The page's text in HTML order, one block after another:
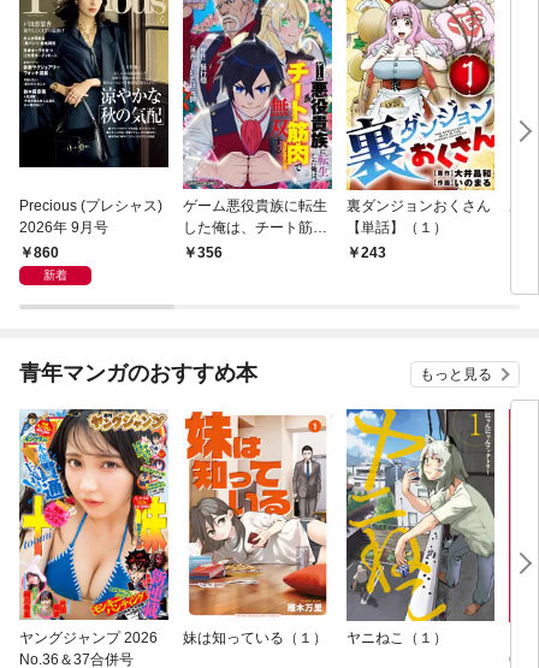
Precious (プレシャス)
2026年 9月号
860
新着
ゲーム悪役貴族に転生
した俺は、チート筋肉
で無双する【単話】
356
裏ダンジョンおくさん
【単話】（１）
243
あ
青年マンガのおすすめ本 もっと見る
ヤングジャンプ 2026
No.36＆37合併号
妹は知っている（１） ヤニねこ（１）
6・